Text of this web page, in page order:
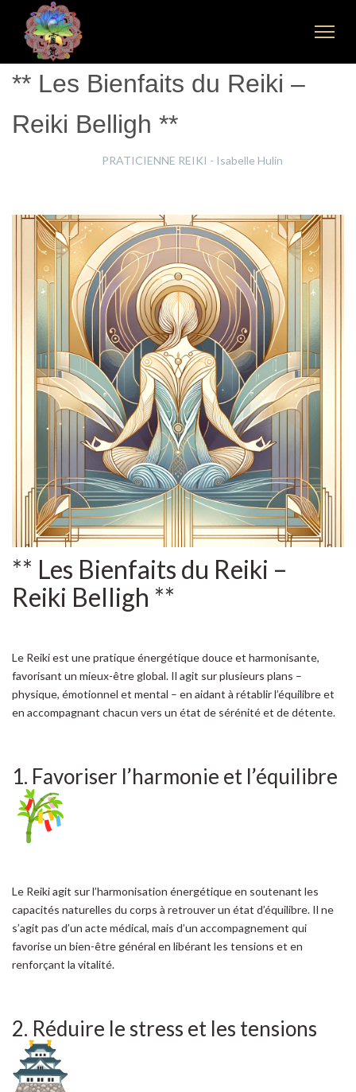
** Les Bienfaits du Reiki –
Reiki Belligh **
PRATICIENNE REIKI - Isabelle Hulin
** Les Bienfaits du Reiki –
Reiki Belligh **
Le Reiki est une pratique énergétique douce et harmonisante,
favorisant un mieux-être global. Il agit sur plusieurs plans –
physique, émotionnel et mental – en aidant à rétablir l’équilibre et
en accompagnant chacun vers un état de sérénité et de détente.
1. Favoriser l’harmonie et l’équilibre
Le Reiki agit sur l’harmonisation énergétique en soutenant les
capacités naturelles du corps à retrouver un état d’équilibre. Il ne
s’agit pas d’un acte médical, mais d’un accompagnement qui
favorise un bien-être général en libérant les tensions et en
renforçant la vitalité.
2. Réduire le stress et les tensions